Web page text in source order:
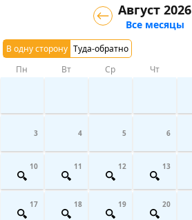
В одну сторону Туда-обратно
Август 2026
Все месяцы
Пн Вт Ср Чт
3 4 5 6
10 11 12 13
17 18 19 20